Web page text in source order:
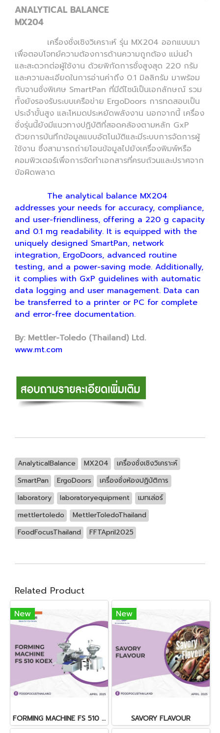
ANALYTICAL BALANCE
MX204
เครื่องชั่งเชิงวิเคราะห์ รุ่น MX204 ออกแบบมา
เพื่อตอบโจทย์ความต้องการด้านความถูกต้อง แม่นยํา
และสะดวกต่อผู้ใช้งาน ด้วยพิกัดการชั่งสูงสุด 220 กรัม
และความละเอียดในการอ่านค่าถึง 0.1 มิลลิกรัม มาพร้อม
กับจานชั่งพิเศษ SmartPan ที่มีดีไซน์เป็นเอกลักษณ์ รวม
ทั้งยังรองรับระบบเครือข่าย ErgoDoors การทดสอบเป็น
ประจําขั้นสูง และโหมดประหยัดพลังงาน นอกจากนี้ เครื่อง
ชั่งรุ่นนี้ยังมีแนวทางปฏิบัติที่สอดคล้องตามหลัก GxP
ด้วยการบันทึกข้อมูลแบบอัตโนมัติและมีระบบการจัดการผู้
ใช้งาน ซึ่งสามารถถ่ายโอนข้อมูลไปยังเครื่องพิมพ์หรือ
คอมพิวเตอร์เพื่อการจัดทำเอกสารที่ครบถ้วนและปราศจาก
ข้อผิดพลาด
The analytical balance MX204
addresses your needs for accuracy, compliance,
and user-friendliness, offering a 220 g capacity
and 0.1 mg readability. It is equipped with the
uniquely designed SmartPan, network
integration, ErgoDoors, advanced routine
testing, and a power-saving mode. Additionally,
it complies with GxP guidelines with automatic
data logging and user management. Data can
be transferred to a printer or PC for complete
and error-free documentation.
By: Mettler-Toledo (Thailand) Ltd.
www.mt.com
AnalyticalBalance MX204
เครื่องชั่งเชิงวิเคราะห์
SmartPan
ErgoDoors
เครื่องชั่งห้องปฏิบัติการ
laboratory
laboratoryequipment
เมทเล่อร์
mettlertoledo
MettlerToledoThailand
FoodFocusThailand
FFTApril2025
Related Product
New
FORMING MACHINE FS 510 KOEX
New
SAVORY FLAVOUR